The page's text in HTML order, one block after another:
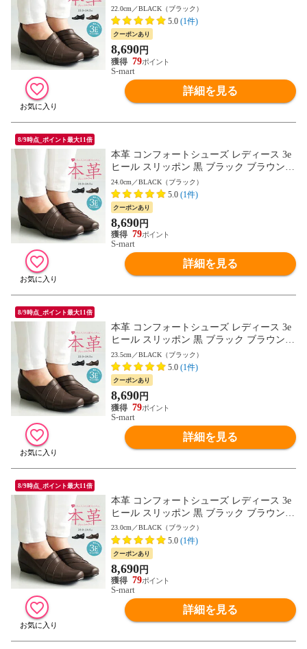
軽量 軽い 人気 ウォーキングシューズ カジ
ュアルシューズ レザー おしゃれ 歩きやす
い 痛くない 旅行 ウェッジ 母の日 敬老の
日 プレゼント 245-2605 送料無料
22.0cm／BLACK（ブラック）
5.0 (1件)
クーポンあり
8,690円
79
S-mart
詳細を見る
8/9時点_ポイント最大11倍
本革 コンフォートシューズ レディース 3e
ヒール スリッポン 黒 ブラック ブラウン
軽量 軽い 人気 ウォーキングシューズ カジ
ュアルシューズ レザー おしゃれ 歩きやす
い 痛くない 旅行 ウェッジ 母の日 敬老の
日 プレゼント 245-2605 送料無料
24.0cm／BLACK（ブラック）
5.0 (1件)
クーポンあり
8,690円
79
S-mart
詳細を見る
8/9時点_ポイント最大11倍
本革 コンフォートシューズ レディース 3e
ヒール スリッポン 黒 ブラック ブラウン
軽量 軽い 人気 ウォーキングシューズ カジ
ュアルシューズ レザー おしゃれ 歩きやす
い 痛くない 旅行 ウェッジ 母の日 敬老の
日 プレゼント 245-2605 送料無料
23.5cm／BLACK（ブラック）
5.0 (1件)
クーポンあり
8,690円
79
S-mart
詳細を見る
8/9時点_ポイント最大11倍
本革 コンフォートシューズ レディース 3e
ヒール スリッポン 黒 ブラック ブラウン
軽量 軽い 人気 ウォーキングシューズ カジ
ュアルシューズ レザー おしゃれ 歩きやす
い 痛くない 旅行 ウェッジ 母の日 敬老の
日 プレゼント 245-2605 送料無料
23.0cm／BLACK（ブラック）
5.0 (1件)
クーポンあり
8,690円
79
S-mart
詳細を見る